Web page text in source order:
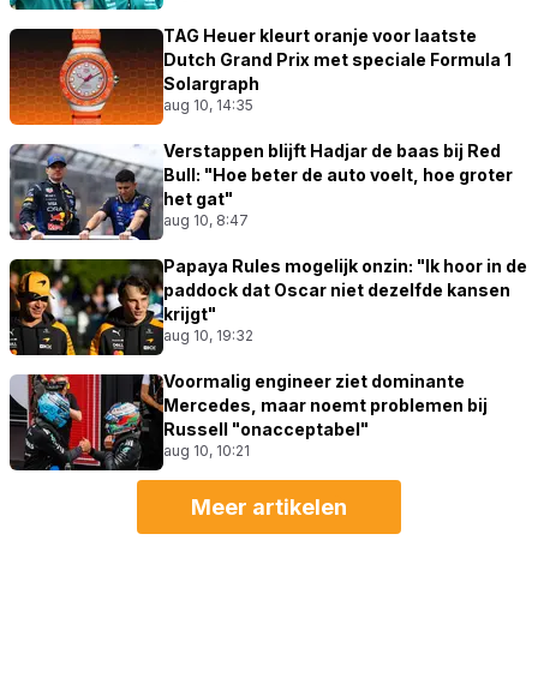
TAG Heuer kleurt oranje voor laatste
Dutch Grand Prix met speciale Formula 1
Solargraph
aug 10, 14:35
Verstappen blijft Hadjar de baas bij Red
Bull: "Hoe beter de auto voelt, hoe groter
het gat"
aug 10, 8:47
Papaya Rules mogelijk onzin: "Ik hoor in de
paddock dat Oscar niet dezelfde kansen
krijgt"
aug 10, 19:32
Voormalig engineer ziet dominante
Mercedes, maar noemt problemen bij
Russell "onacceptabel"
aug 10, 10:21
Meer artikelen